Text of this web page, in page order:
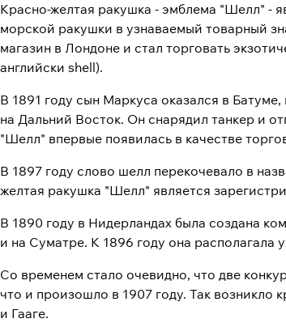
Красно-желтая ракушка - эмблема "Шелл" -
морской ракушки в узнаваемый товарный
магазин в Лондоне и стал торговать
английски shell).
В 1891 году сын Маркуса оказался в
на Дальний Восток. Он снарядил танкер и
"Шелл" впервые появилась в качестве
В 1897 году слово шелл перекочевало в
желтая ракушка "Шелл" является
В 1890 году в Нидерландах была создана
и на Суматре. К 1896 году она
Со временем стало очевидно, что две
что и произошло в 1907 году. Так
и Гааге.